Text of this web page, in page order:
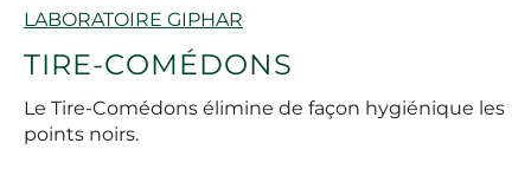
Marque
LABORATOIRE GIPHAR
TIRE-COMÉDONS
Le Tire-Comédons élimine de façon hygiénique les
points noirs.